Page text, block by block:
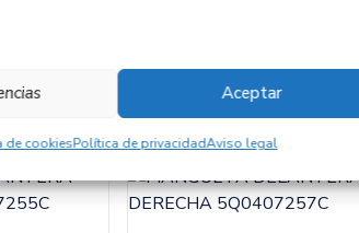
Aceptar
de cookiesPolítica de privacidadAviso legal